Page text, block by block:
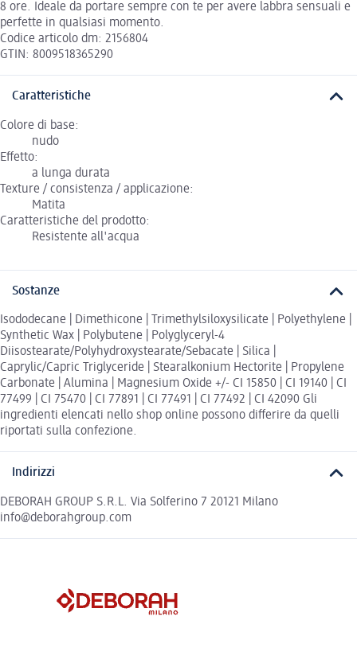
8 ore. Ideale da portare sempre con te per avere labbra sensuali e
perfette in qualsiasi momento.
Codice articolo dm: 2156804
GTIN: 8009518365290
Caratteristiche
Colore di base:
nudo
Effetto:
a lunga durata
Texture / consistenza / applicazione:
Matita
Caratteristiche del prodotto:
Resistente all'acqua
Sostanze
Isododecane | Dimethicone | Trimethylsiloxysilicate | Polyethylene |
Synthetic Wax | Polybutene | Polyglyceryl-4
Diisostearate/Polyhydroxystearate/Sebacate | Silica |
Caprylic/Capric Triglyceride | Stearalkonium Hectorite | Propylene
Carbonate | Alumina | Magnesium Oxide +/- CI 15850 | CI 19140 | CI
77499 | CI 75470 | CI 77891 | CI 77491 | CI 77492 | CI 42090 Gli
ingredienti elencati nello shop online possono differire da quelli
riportati sulla confezione.
Indirizzi
DEBORAH GROUP S.R.L. Via Solferino 7 20121 Milano
info@deborahgroup.com